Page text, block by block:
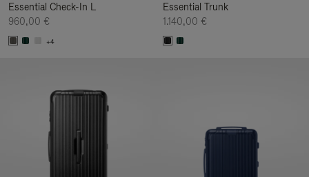
Essential Check-In L
960,00 €
+4
Essential Trunk
1.140,00 €